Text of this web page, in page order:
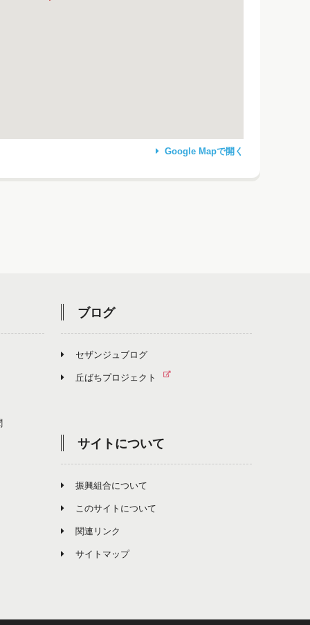
Google Mapで開く
ブログ
セザンジュブログ
丘ばちプロジェクト
サイトについて
振興組合について
このサイトについて
関連リンク
サイトマップ